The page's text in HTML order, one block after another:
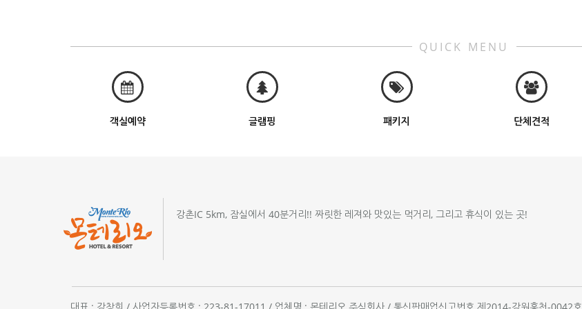
QUICK MENU
객실예약 글램핑 패키지 단체견적
강촌IC 5km, 잠실에서 40분거리!! 짜릿한 레져와 맛있는 먹거리, 그리고 휴식이 있는 곳!